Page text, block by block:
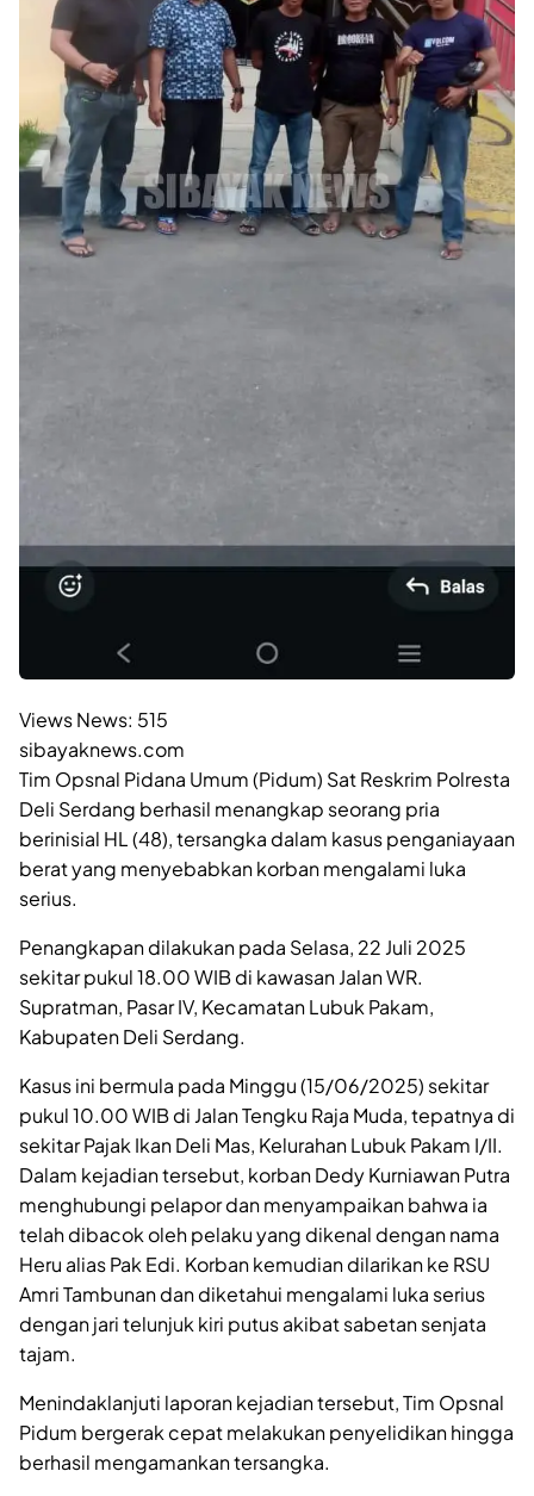
Views News: 515
sibayaknews.com
Tim Opsnal Pidana Umum (Pidum) Sat Reskrim Polresta
Deli Serdang berhasil menangkap seorang pria
berinisial HL (48), tersangka dalam kasus penganiayaan
berat yang menyebabkan korban mengalami luka
serius.
Penangkapan dilakukan pada Selasa, 22 Juli 2025
sekitar pukul 18.00 WIB di kawasan Jalan WR.
Supratman, Pasar IV, Kecamatan Lubuk Pakam,
Kabupaten Deli Serdang.
Kasus ini bermula pada Minggu (15/06/2025) sekitar
pukul 10.00 WIB di Jalan Tengku Raja Muda, tepatnya di
sekitar Pajak Ikan Deli Mas, Kelurahan Lubuk Pakam I/II.
Dalam kejadian tersebut, korban Dedy Kurniawan Putra
menghubungi pelapor dan menyampaikan bahwa ia
telah dibacok oleh pelaku yang dikenal dengan nama
Heru alias Pak Edi. Korban kemudian dilarikan ke RSU
Amri Tambunan dan diketahui mengalami luka serius
dengan jari telunjuk kiri putus akibat sabetan senjata
tajam.
Menindaklanjuti laporan kejadian tersebut, Tim Opsnal
Pidum bergerak cepat melakukan penyelidikan hingga
berhasil mengamankan tersangka.